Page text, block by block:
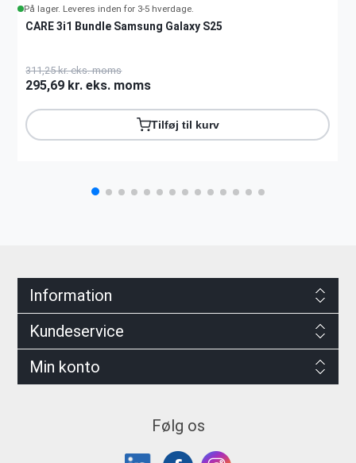
På lager. Leveres inden for 3-5 hverdage.
CARE 3i1 Bundle Samsung Galaxy S25
311,25 kr. eks. moms
295,69 kr. eks. moms
Tilføj til kurv
Information
Kundeservice
Min konto
Følg os